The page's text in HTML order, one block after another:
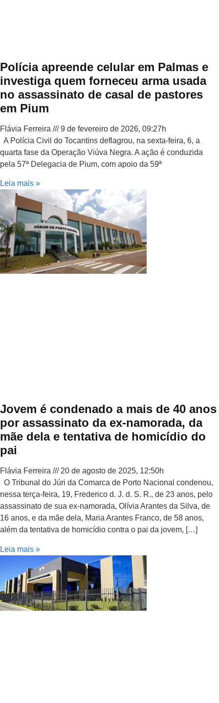
Polícia apreende celular em Palmas e
investiga quem forneceu arma usada
no assassinato de casal de pastores
em Pium
Flávia Ferreira
9 de fevereiro de 2026, 09:27h
A Polícia Civil do Tocantins deflagrou, na sexta-feira, 6, a
quarta fase da Operação Viúva Negra. A ação é conduzida
pela 57ª Delegacia de Pium, com apoio da 59ª
Leia mais »
Jovem é condenado a mais de 40 anos
por assassinato da ex-namorada, da
mãe dela e tentativa de homicídio do
pai
Flávia Ferreira
20 de agosto de 2025, 12:50h
O Tribunal do Júri da Comarca de Porto Nacional condenou,
nessa terça-feira, 19, Frederico d. J. d. S. R., de 23 anos, pelo
assassinato de sua ex-namorada, Olívia Arantes da Silva, de
16 anos, e da mãe dela, Maria Arantes Franco, de 58 anos,
além da tentativa de homicídio contra o pai da jovem, […]
Leia mais »